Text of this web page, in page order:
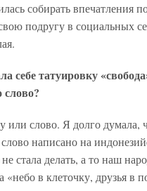
собирать впечатления
подругу в социальных
себе татуировку
или слово. Я долго думала,
написано на
стала делать, а то наш
в клеточку, друзья в